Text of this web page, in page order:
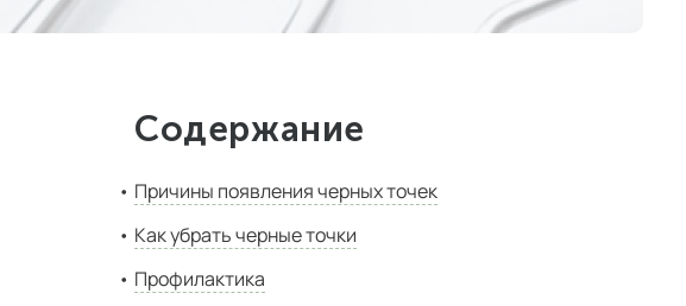
Содержание
Причины появления черных точек
Как убрать черные точки
Профилактика